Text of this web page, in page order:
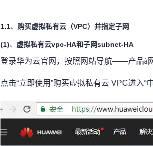
1.1、 购买虚拟私有云（VPC）并指定子网
(1)、 虚拟私有云vpc-HA和子网subnet-HA
登录华为云官网，按照网站导航——产品à
点击“立即使用”购买虚拟私有云 VPC进入“